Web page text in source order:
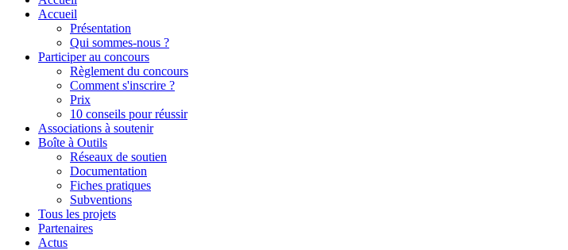
Accueil
Présentation
Qui sommes-nous ?
Participer au concours
Règlement du concours
Comment s'inscrire ?
Prix
10 conseils pour réussir
Associations à soutenir
Boîte à Outils
Réseaux de soutien
Documentation
Fiches pratiques
Subventions
Tous les projets
Partenaires
Actus